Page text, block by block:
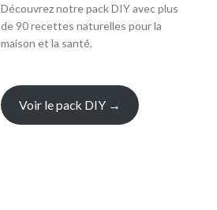
Découvrez notre pack DIY avec plus
de 90 recettes naturelles pour la
maison et la santé.
Voir le pack DIY →